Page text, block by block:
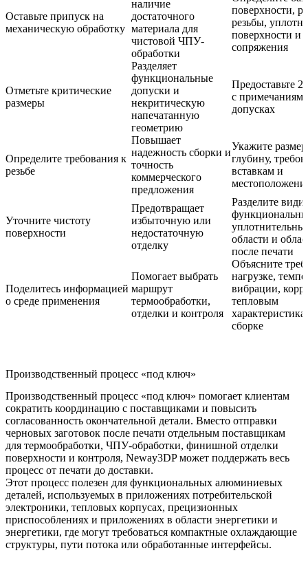
Оставьте припуск на
механическую обработку
наличие
достаточного
материала для
чистовой ЧПУ-
обработки
поверхности,
резьбы,
поверхности и
сопряжения
Отметьте критические
размеры
Разделяет
функциональные
допуски и
некритическую
напечатанную
геометрию
Предоставьте
с
допусках
Определите требования к
резьбе
Повышает
надежность сборки и
точность
коммерческого
предложения
Укажите
глубину,
вставкам и
Уточните чистоту
поверхности
Предотвращает
избыточную или
недостаточную
отделку
Разделите
области и
после печати
Поделитесь информацией
о среде применения
Помогает выбрать
маршрут
термообработки,
отделки и контроля
Объясните
нагрузке,
вибрации,
тепловым
сборке
Производственный процесс «под ключ»
Производственный процесс «под ключ» помогает клиентам
сократить координацию с поставщиками и повысить
согласованность окончательной детали. Вместо отправки
черновых заготовок после печати отдельным поставщикам
для термообработки, ЧПУ-обработки, финишной отделки
поверхности и контроля, Neway3DP может поддержать весь
процесс от печати до доставки.
Этот процесс полезен для функциональных алюминиевых
деталей, используемых в приложениях потребительской
электроники, тепловых корпусах, прецизионных
приспособлениях и приложениях в области энергетики и
энергетики, где могут требоваться компактные охлаждающие
структуры, пути потока или обработанные интерфейсы.